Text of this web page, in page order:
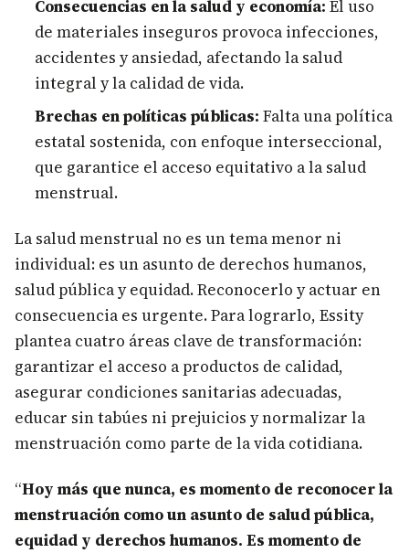
Consecuencias en la salud y economía: El uso
de materiales inseguros provoca infecciones,
accidentes y ansiedad, afectando la salud
integral y la calidad de vida.
Brechas en políticas públicas: Falta una política
estatal sostenida, con enfoque interseccional,
que garantice el acceso equitativo a la salud
menstrual.
La salud menstrual no es un tema menor ni
individual: es un asunto de derechos humanos,
salud pública y equidad. Reconocerlo y actuar en
consecuencia es urgente. Para lograrlo, Essity
plantea cuatro áreas clave de transformación:
garantizar el acceso a productos de calidad,
asegurar condiciones sanitarias adecuadas,
educar sin tabúes ni prejuicios y normalizar la
menstruación como parte de la vida cotidiana.
“Hoy más que nunca, es momento de reconocer la
menstruación como un asunto de salud pública,
equidad y derechos humanos. Es momento de